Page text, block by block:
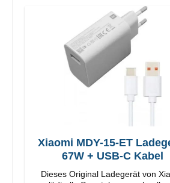
Xiaomi MDY-15-ET
67W + USB-C Kabel
Dieses Original Ladegerät von